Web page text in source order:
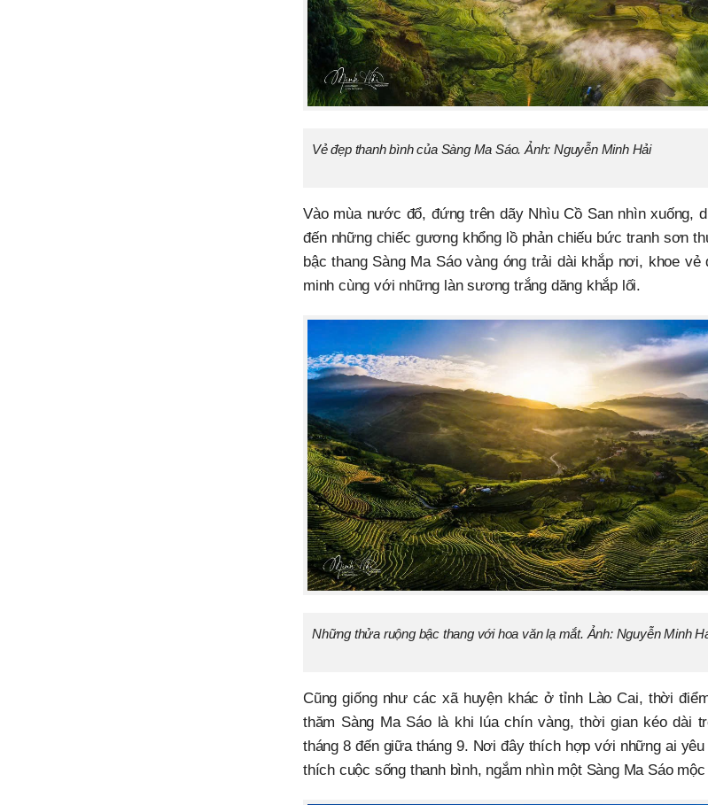
Vẻ đẹp thanh bình của Sàng Ma Sáo. Ảnh: Nguyễn Minh Hải
Vào mùa nước đổ, đứng trên dãy Nhìu Cồ San nhìn xuống,
đến những chiếc gương khổng lồ phản chiếu bức tranh sơn
bậc thang Sàng Ma Sáo vàng óng trải dài khắp nơi, khoe
minh cùng với những làn sương trắng dăng khắp lối.
Những thửa ruộng bậc thang với hoa văn lạ mắt. Ảnh: Nguyễn Minh
Cũng giống như các xã huyện khác ở tỉnh Lào Cai, thời
thăm Sàng Ma Sáo là khi lúa chín vàng, thời gian kéo dài
tháng 8 đến giữa tháng 9. Nơi đây thích hợp với những ai
thích cuộc sống thanh bình, ngắm nhìn một Sàng Ma Sáo